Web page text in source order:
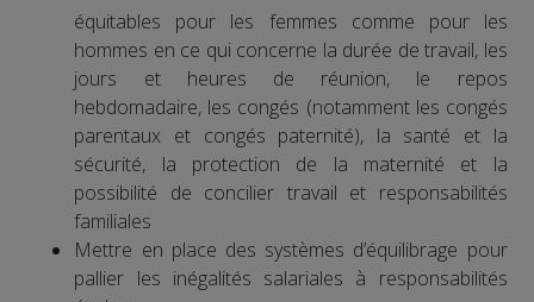
équitables pour les femmes comme pour les
hommes en ce qui concerne la durée de travail, les
jours et heures de réunion, le repos
hebdomadaire, les congés (notamment les congés
parentaux et congés paternité), la santé et la
sécurité, la protection de la maternité et la
possibilité de concilier travail et responsabilités
familiales
Mettre en place des systèmes d’équilibrage pour
pallier les inégalités salariales à responsabilités